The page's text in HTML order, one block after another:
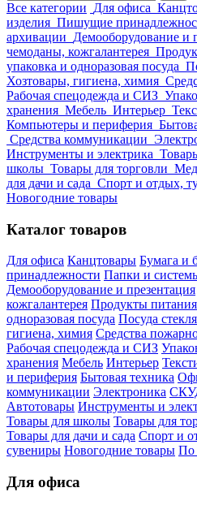
Все категории Для офиса
изделия Пишущие
архивации Демооборудование и
чемоданы, кожгалантерея
упаковка и одноразовая посуда
Хозтовары, гигиена, химия
Рабочая спецодежда и СИЗ
хранения Мебель Интерьер
Компьютеры и периферия
Средства коммуникации
Инструменты и электрика
школы Товары для торговли
для дачи и сада Спорт и отдых,
Новогодние товары
Каталог товаров
Для офиса Канцтовары Бумага и
принадлежности Папки и
Демооборудование и презентация
кожгалантерея Продукты питания
одноразовая посуда Посуда
гигиена, химия Средства
Рабочая спецодежда и СИЗ
хранения Мебель Интерьер
и периферия Бытовая техника
коммуникации Электроника
Автотовары Инструменты и
Товары для школы Товары для
Товары для дачи и сада Спорт и
сувениры Новогодние товары По
Для офиса